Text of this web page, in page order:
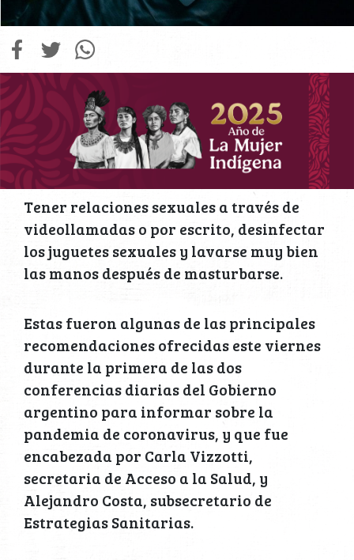
Tener relaciones sexuales a través de
videollamadas o por escrito, desinfectar
los juguetes sexuales y lavarse muy bien
las manos después de masturbarse.
Estas fueron algunas de las principales
recomendaciones ofrecidas este viernes
durante la primera de las dos
conferencias diarias del Gobierno
argentino para informar sobre la
pandemia de coronavirus, y que fue
encabezada por Carla Vizzotti,
secretaria de Acceso a la Salud, y
Alejandro Costa, subsecretario de
Estrategias Sanitarias.